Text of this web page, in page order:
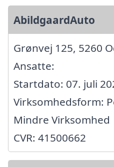
AbildgaardAuto
Grønvej 125, 5260
Ansatte:
Startdato: 07. juli
Virksomhedsform:
Mindre Virksomhed
CVR: 41500662